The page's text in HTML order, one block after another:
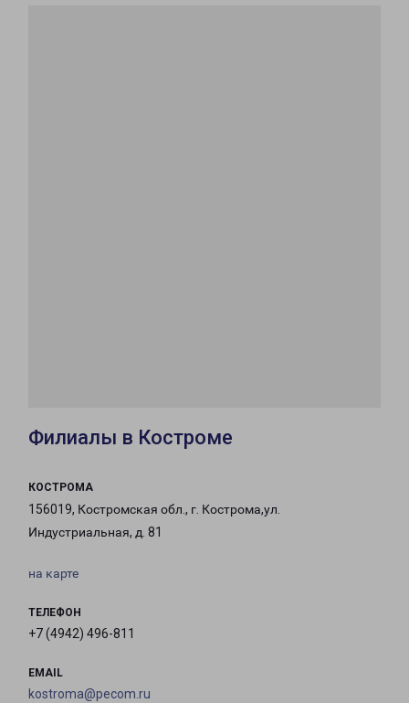
Филиалы в Костроме
КОСТРОМА
156019, Костромская обл., г. Кострома,ул.
Индустриальная, д. 81
на карте
ТЕЛЕФОН
+7 (4942) 496-811
EMAIL
kostroma@pecom.ru